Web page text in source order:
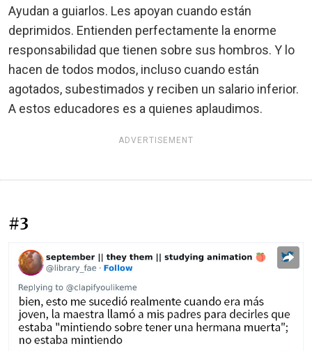
Ayudan a guiarlos. Les apoyan cuando están
deprimidos. Entienden perfectamente la enorme
responsabilidad que tienen sobre sus hombros. Y lo
hacen de todos modos, incluso cuando están
agotados, subestimados y reciben un salario inferior.
A estos educadores es a quienes aplaudimos.
ADVERTISEMENT
#3